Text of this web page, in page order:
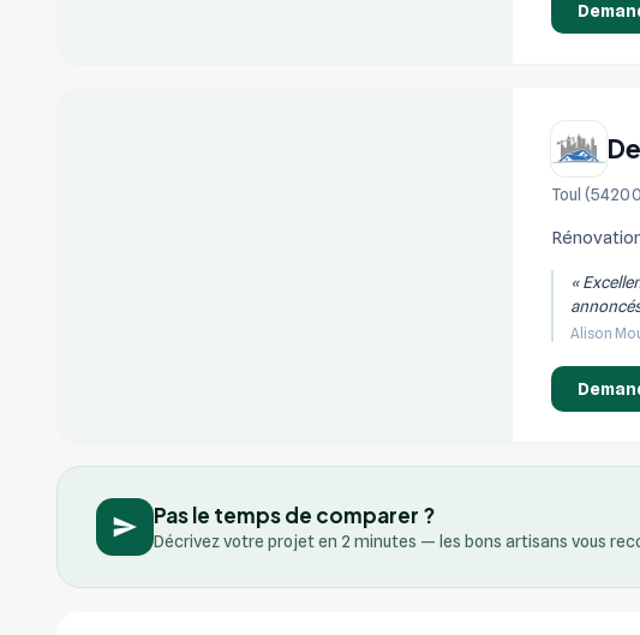
Toul
«
Alison
Pas le temps de comparer ?
Décrivez votre projet en 2 minutes — les bons artisans vous